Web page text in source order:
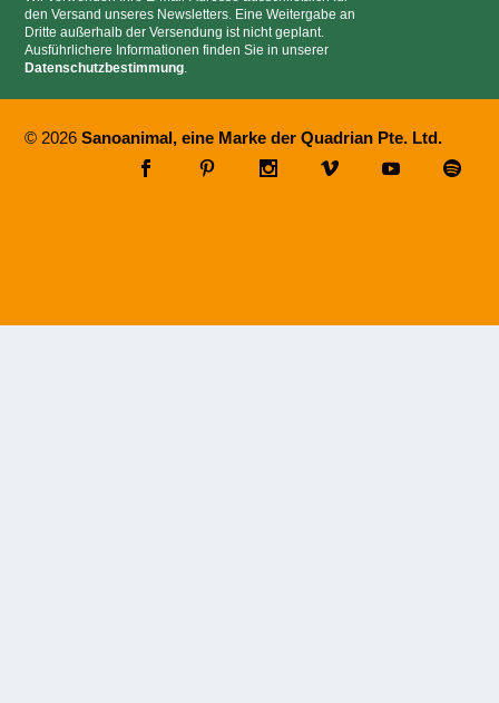
den Versand unseres Newsletters. Eine Weitergabe an
Dritte außerhalb der Versendung ist nicht geplant.
Ausführlichere Informationen finden Sie in unserer
Datenschutzbestimmung
© 2026Sanoanimal, eine Marke der Quadrian Pte. Ltd.